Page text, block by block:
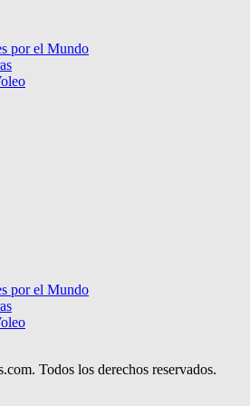
por el Mundo
por el Mundo
Todos los derechos reservados.